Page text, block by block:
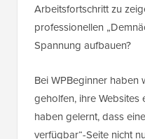
Arbeitsfortschritt zu
professionellen
Spannung aufbauen?
Bei WPBeginner haben
geholfen, ihre
haben gelernt, dass
verfügbar“-Seite nicht